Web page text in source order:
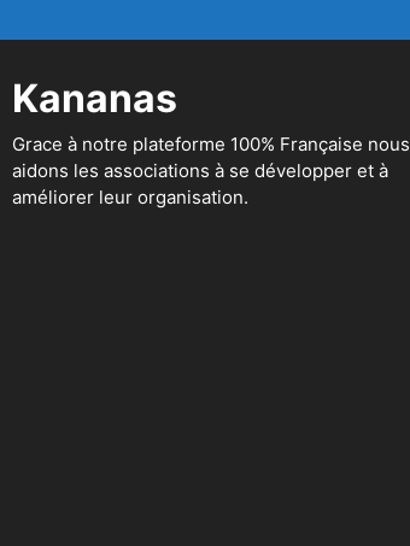
Kananas
Grace à notre plateforme 100% Française nous
aidons les associations à se développer et à
améliorer leur organisation.